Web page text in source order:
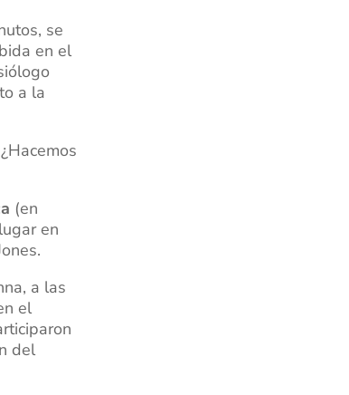
se
en el
a la
(en
en
a las
el
del